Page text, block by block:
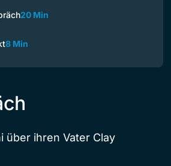
20 Min
8 Min
über ihren Vater Clay